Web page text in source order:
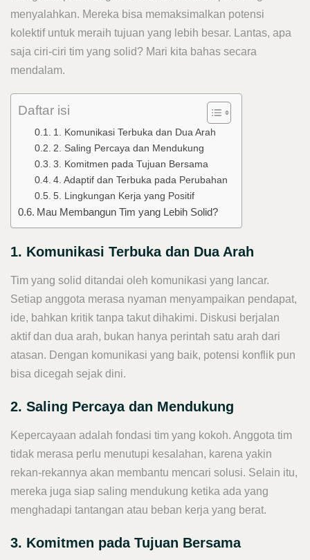
menyalahkan. Mereka bisa memaksimalkan potensi
kolektif untuk meraih tujuan yang lebih besar. Lantas, apa
saja ciri-ciri tim yang solid? Mari kita bahas secara
mendalam.
Daftar isi
1. Komunikasi Terbuka dan Dua Arah
2. Saling Percaya dan Mendukung
3. Komitmen pada Tujuan Bersama
4. Adaptif dan Terbuka pada Perubahan
5. Lingkungan Kerja yang Positif
Mau Membangun Tim yang Lebih Solid?
1. Komunikasi Terbuka dan Dua Arah
Tim yang solid ditandai oleh komunikasi yang lancar.
Setiap anggota merasa nyaman menyampaikan pendapat,
ide, bahkan kritik tanpa takut dihakimi. Diskusi berjalan
aktif dan dua arah, bukan hanya perintah satu arah dari
atasan. Dengan komunikasi yang baik, potensi konflik pun
bisa dicegah sejak dini.
2. Saling Percaya dan Mendukung
Kepercayaan adalah fondasi tim yang kokoh. Anggota tim
tidak merasa perlu menutupi kesalahan, karena yakin
rekan-rekannya akan membantu mencari solusi. Selain itu,
mereka juga siap saling mendukung ketika ada yang
menghadapi tantangan atau beban kerja yang berat.
3. Komitmen pada Tujuan Bersama